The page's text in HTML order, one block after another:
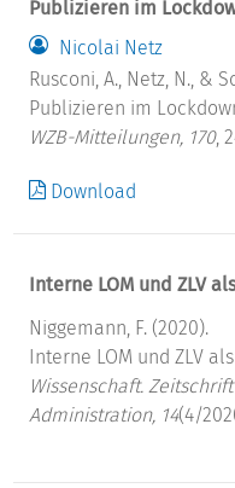
Publizieren im
Nicolai Netz
Rusconi, A., Netz, N., &
Publizieren im
WZB-Mitteilungen, 170,
Download
Interne LOM und ZLV
Niggemann, F. (2020).
Interne LOM und ZLV
Wissenschaft.
Administration, 14(4/